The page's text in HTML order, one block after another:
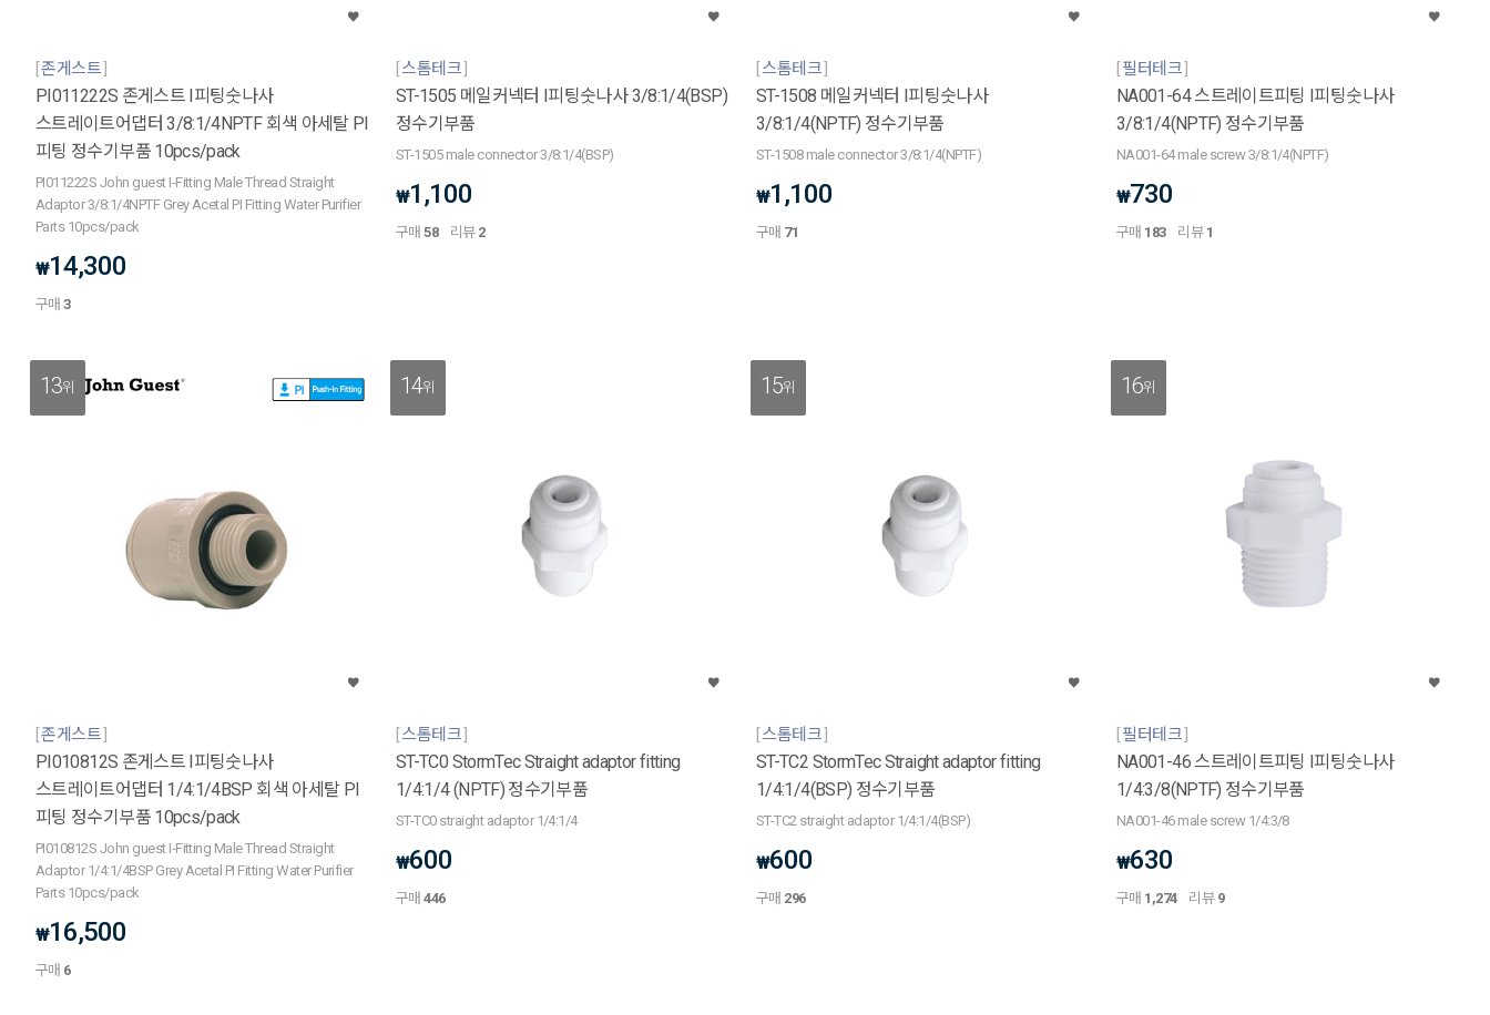
존게스트
PI011222S 존게스트 I피팅숫나사
스트레이트어댑터 3/8:1/4NPTF 회색 아세탈 PI
피팅 정수기부품 10pcs/pack
PI011222S John guest I-Fitting Male Thread Straight
Adaptor 3/8:1/4NPTF Grey Acetal PI Fitting Water Purifier
Parts 10pcs/pack
₩14,300
구매3
스톰테크
ST-1505 메일커넥터 I피팅숫나사 3/8:1/4(BSP)
정수기부품
ST-1505 male connector 3/8:1/4(BSP)
₩1,100
구매58 리뷰 2
스톰테크
ST-1508 메일커넥터 I피팅숫나사
3/8:1/4(NPTF) 정수기부품
ST-1508 male connector 3/8:1/4(NPTF)
₩1,100
구매 71
필터테크
NA001-64 스트레이트피팅 I피팅숫나사
3/8:1/4(NPTF) 정수기부품
NA001-64 male screw 3/8:1/4(NPTF)
₩730
구매 183 리뷰 1
13위
존게스트
PI010812S 존게스트 I피팅숫나사
스트레이트어댑터 1/4:1/4BSP 회색 아세탈 PI
피팅 정수기부품 10pcs/pack
PI010812S John guest I-Fitting Male Thread Straight
Adaptor 1/4:1/4BSP Grey Acetal PI Fitting Water Purifier
Parts 10pcs/pack
₩16,500
구매 6
14위
스톰테크
ST-TC0 StormTec Straight adaptor fitting
1/4:1/4 (NPTF) 정수기부품
ST-TC0 straight adaptor 1/4:1/4
₩600
구매446
15위
스톰테크
ST-TC2 StormTec Straight adaptor fitting
1/4:1/4(BSP) 정수기부품
ST-TC2 straight adaptor 1/4:1/4(BSP)
₩600
구매 296
16위
필터테크
NA001-46 스트레이트피팅 I피팅숫나사
1/4:3/8(NPTF) 정수기부품
NA001-46 male screw 1/4:3/8
₩630
구매 1,274 리뷰 9